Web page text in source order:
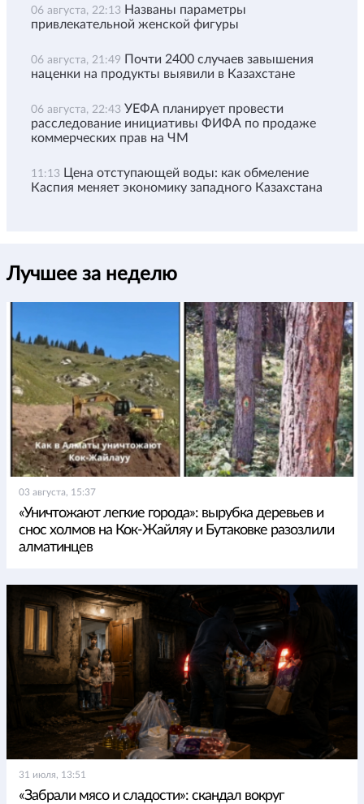
06 августа, 22:13 Названы параметры
привлекательной женской фигуры
06 августа, 21:49 Почти 2400 случаев завышения
наценки на продукты выявили в Казахстане
06 августа, 22:43 УЕФА планирует провести
расследование инициативы ФИФА по продаже
коммерческих прав на ЧМ
11:13 Цена отступающей воды: как обмеление
Каспия меняет экономику западного Казахстана
Лучшее за неделю
03 августа, 15:37
«Уничтожают легкие города»: вырубка деревьев и
снос холмов на Кок-Жайляу и Бутаковке разозлили
алматинцев
31 июля, 13:51
«Забрали мясо и сладости»: скандал вокруг